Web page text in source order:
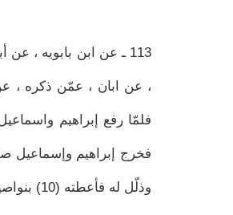
113 ـ عن ابن بابويه
وذلّل له فأعطته (10) بنواصيها (11) .